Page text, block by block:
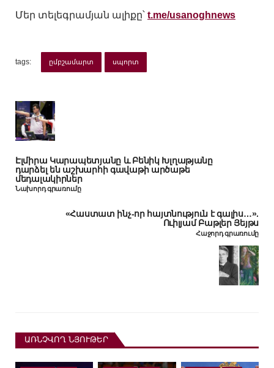
Մեր տելեգրամյան ալիքը՝ t.me/usanoghnews
tags: ըմբշամարտ սպորտ
Էլմիրա Կարապետյանը և Բենիկ Խլղաթյանը
դարձել են աշխարհի գավաթի արծաթե
մեդալակիրներ
Նախորդ գրառումը
«Հաստատ ինչ-որ հայտնություն է գալիս…».
Ուիլյամ Բաթլեր Յեյթս
Հաջորդ գրառումը
ԱՌՆՉՎՈՂ ՆՅՈՒԹԵՐ